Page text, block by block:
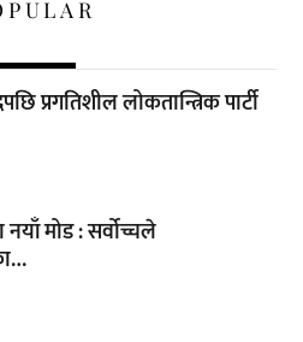
प्रगतिशील लोकतान्त्रिक पार्टी
नयाँ मोड : सर्वोच्चले